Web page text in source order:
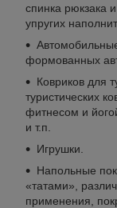
спинка рюкзака
упругих
формованных
Ковриков для
туристических
фитнесом и
и т.п.
Игрушки.
Напольные
«татами»,
применения,